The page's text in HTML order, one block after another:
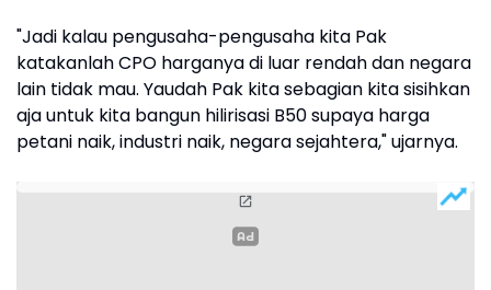
"Jadi kalau pengusaha-pengusaha kita Pak
katakanlah CPO harganya di luar rendah dan negara
lain tidak mau. Yaudah Pak kita sebagian kita sisihkan
aja untuk kita bangun hilirisasi B50 supaya harga
petani naik, industri naik, negara sejahtera," ujarnya.